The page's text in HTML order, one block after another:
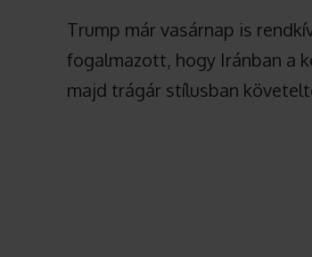
Trump már vasárnap is
fogalmazott, hogy Iránban a
majd trágár stílusban